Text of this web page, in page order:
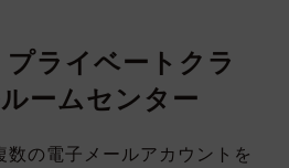
ライベートクラ
ームセンター
の電子メールアカウントを